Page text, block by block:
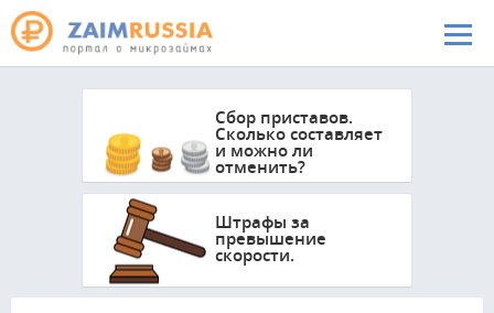
Перейти к основному содержанию
Сбор приставов.
Сколько составляет
и можно ли
отменить?
Штрафы за
превышение
скорости.